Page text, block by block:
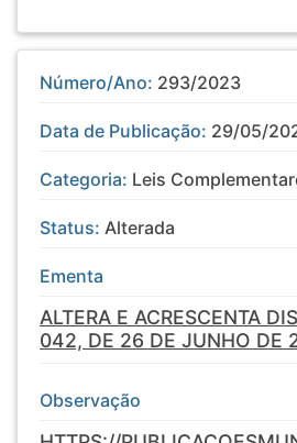
Número/Ano: 293/2023
Data de Publicação: 29/05/
Categoria: Leis
Status: Alterada
Ementa
ALTERA E ACRESCENTA
042, DE 26 DE JUNHO DE
Observação